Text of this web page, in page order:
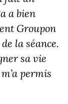
a bien
Groupon
la séance.
sa vie
permis